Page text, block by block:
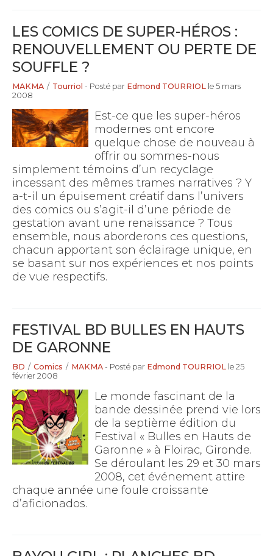
LES COMICS DE SUPER-HÉROS :
RENOUVELLEMENT OU PERTE DE
SOUFFLE ?
MAKMA / Tourriol - Posté par Edmond TOURRIOL le 5 mars
2008
Est-ce que les super-héros
modernes ont encore
quelque chose de nouveau à
offrir ou sommes-nous
simplement témoins d’un recyclage
incessant des mêmes trames narratives ? Y
a-t-il un épuisement créatif dans l’univers
des comics ou s’agit-il d’une période de
gestation avant une renaissance ? Tous
ensemble, nous aborderons ces questions,
chacun apportant son éclairage unique, en
se basant sur nos expériences et nos points
de vue respectifs.
FESTIVAL BD BULLES EN HAUTS
DE GARONNE
BD / Comics / MAKMA - Posté par Edmond TOURRIOL le 25
février 2008
Le monde fascinant de la
bande dessinée prend vie lors
de la septième édition du
Festival « Bulles en Hauts de
Garonne » à Floirac, Gironde.
Se déroulant les 29 et 30 mars
2008, cet événement attire
chaque année une foule croissante
d’aficionados.